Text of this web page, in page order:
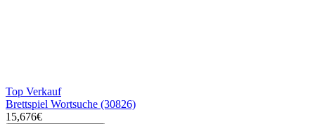
Top Verkauf
Brettspiel Wortsuche (30826)
15,676€